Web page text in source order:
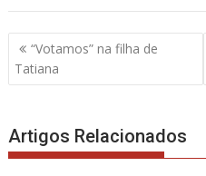
Navegação
de
artigos
“Votamos” na filha de
Tatiana
Artigos Relacionados